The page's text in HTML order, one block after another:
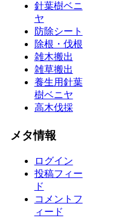
針葉樹ベニ
ヤ
防除シート
除根・伐根
雑木搬出
雑草搬出
養生用針葉
樹ベニヤ
高木伐採
メタ情報
ログイン
投稿フィー
ド
コメントフ
ィード